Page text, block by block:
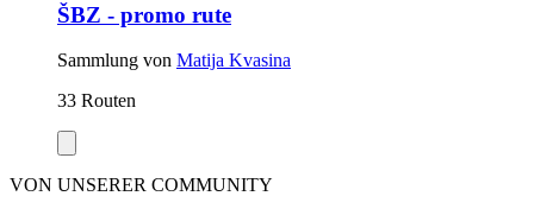
ŠBZ - promo rute
Sammlung von Matija Kvasina
33 Routen
VON UNSERER COMMUNITY